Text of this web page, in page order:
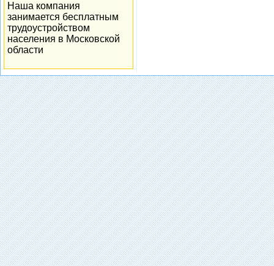
Наша компания
занимается бесплатным
трудоустройством
населения в Московской
области